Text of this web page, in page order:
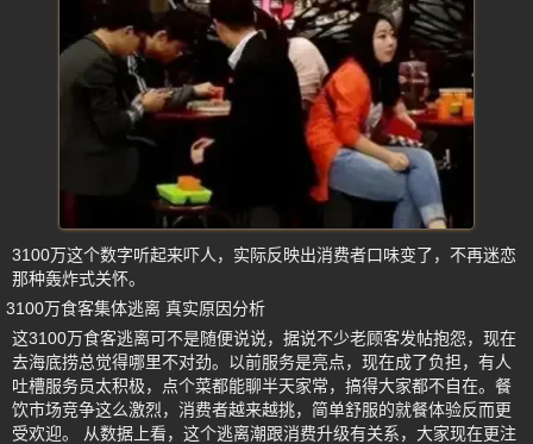
3100万这个数字听起来吓人，实际反映出消费者口味变了，不再迷恋
那种轰炸式关怀。
3100万食客集体逃离 真实原因分析
这3100万食客逃离可不是随便说说，据说不少老顾客发帖抱怨，现在
去海底捞总觉得哪里不对劲。以前服务是亮点，现在成了负担，有人
吐槽服务员太积极，点个菜都能聊半天家常，搞得大家都不自在。餐
饮市场竞争这么激烈，消费者越来越挑，简单舒服的就餐体验反而更
受欢迎。 从数据上看，这个逃离潮跟消费升级有关系，大家现在更注